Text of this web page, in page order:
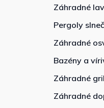
Záhradné
Pergoly
Záhradné
Bazény a
Záhradné
Záhradné